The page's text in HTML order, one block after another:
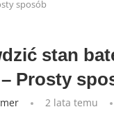
sposób
stan
Prosty
2 lata temu